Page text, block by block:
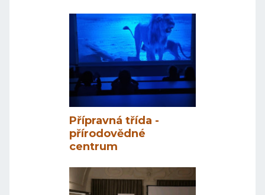
Přípravná třída -
přírodovědné
centrum